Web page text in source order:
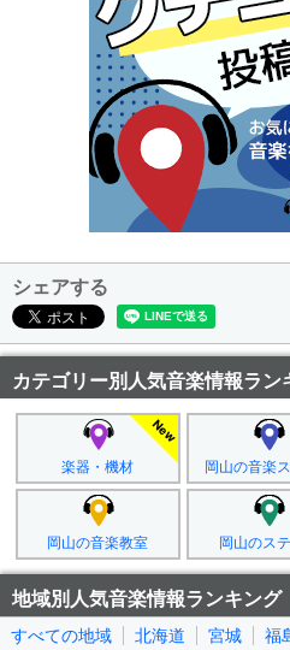
シェアする
カテゴリー別人気音楽情報ラン
楽器・機材 岡山の音楽
岡山の音楽教室 岡山のス
地域別人気音楽情報ランキング
すべての地域 北海道 宮城 福